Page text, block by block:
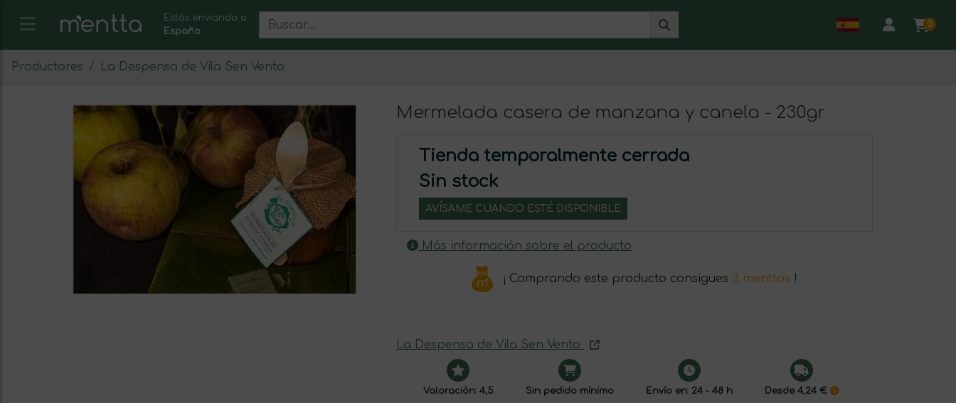
Estás enviando a:
España
0
Productores La Despensa de Vila Sen Vento
Mermelada casera de manzana y canela - 230gr
Tienda temporalmente cerrada
Sin stock
AVÍSAME CUANDO ESTÉ DISPONIBLE
Más información sobre el producto
¡ Comprando este producto consigues 3 menttos !
La Despensa de Vila Sen Vento
Valoración: 4,5 Sin pedido mínimo Envío en: 24 - 48 h Desde 4,24 €